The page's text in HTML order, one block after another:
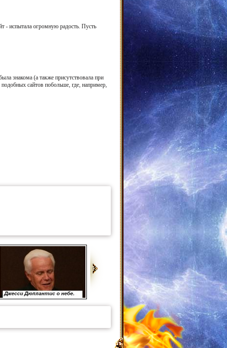
- испытала огромную радость. Пусть
знакома (а также присутствовала при
сайтов побольше, где, например,